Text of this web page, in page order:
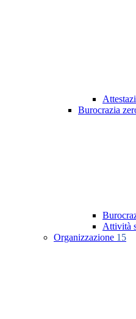
Burocrazia
Attività
Organizzazione 15